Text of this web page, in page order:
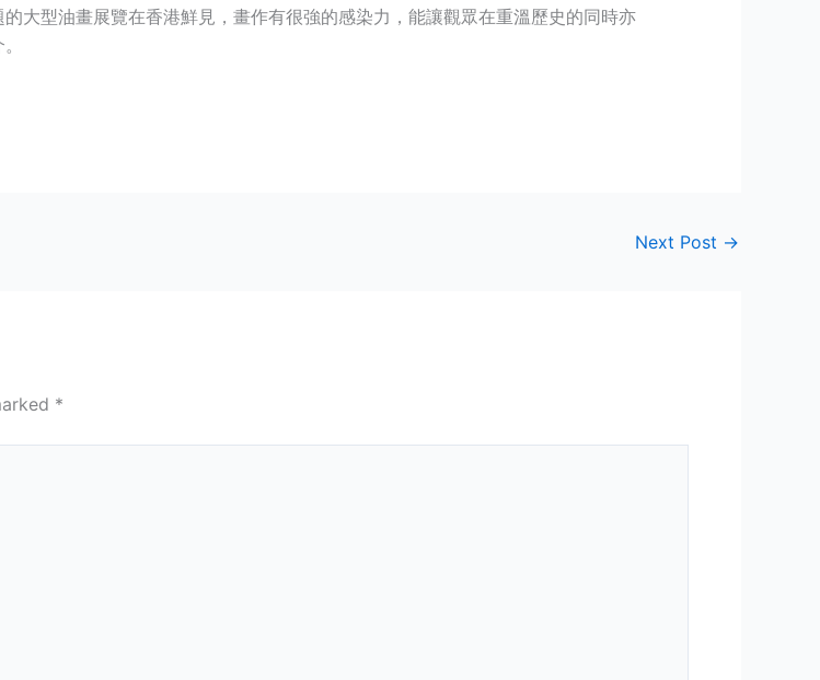
大型油畫展覽在香港鮮見，畫作有很強的感染力，能讓觀眾在重溫歷史的同時亦
Next Post →
*